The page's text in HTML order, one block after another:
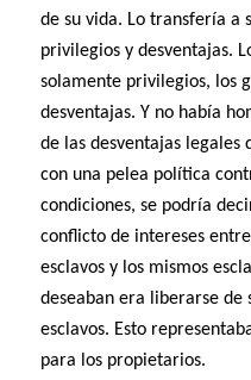
de su vida. Lo transfería a
privilegios y desventajas.
solamente privilegios, los
desventajas. Y no había
de las desventajas legales
con una pelea política
condiciones, se podría
conflicto de intereses
esclavos y los mismos
deseaban era liberarse de
esclavos. Esto
para los propietarios.